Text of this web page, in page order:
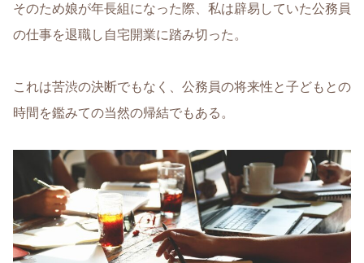
そのため娘が年長組になった際、私は辟易していた公務員
の仕事を退職し自宅開業に踏み切った。
これは苦渋の決断でもなく、公務員の将来性と子どもとの
時間を鑑みての当然の帰結でもある。